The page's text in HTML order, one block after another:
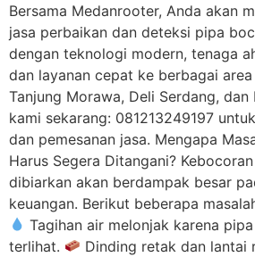
Bersama Medanrooter, Anda akan
jasa perbaikan dan deteksi pipa
dengan teknologi modern, tenaga
dan layanan cepat ke berbagai
Tanjung Morawa, Deli Serdang, dan
kami sekarang: 081213249197
dan pemesanan jasa. Mengapa
Harus Segera Ditangani?
dibiarkan akan berdampak besar
keuangan. Berikut beberapa
Tagihan air melonjak karena
terlihat.
Dinding retak dan lantai